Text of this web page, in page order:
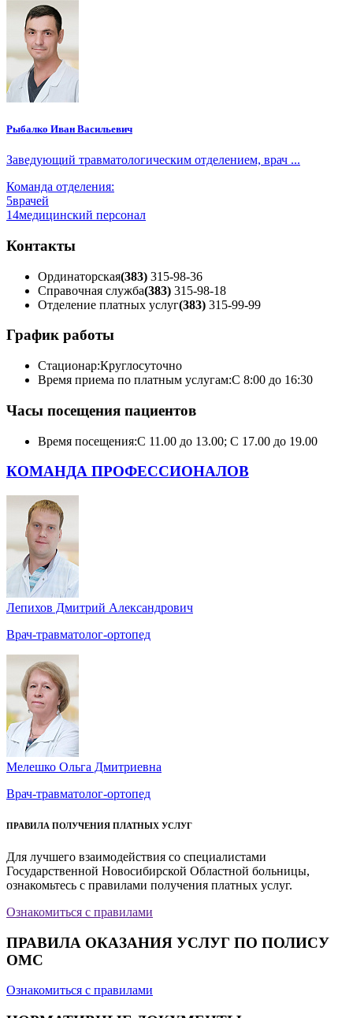
Рыбалко Иван Васильевич
Заведующий травматологическим отделением, врач ...
Команда отделения:
5врачей
14медицинский персонал
Контакты
Ординаторская(383) 315-98-36
Справочная служба(383) 315-98-18
Отделение платных услуг(383) 315-99-99
График работы
Стационар:Круглосуточно
Время приема по платным услугам:С 8:00 до 16:30
Часы посещения пациентов
Время посещения:С 11.00 до 13.00; С 17.00 до 19.00
КОМАНДА ПРОФЕССИОНАЛОВ
Лепихов Дмитрий Александрович
Врач-травматолог-ортопед
Мелешко Ольга Дмитриевна
Врач-травматолог-ортопед
ПРАВИЛА ПОЛУЧЕНИЯ ПЛАТНЫХ УСЛУГ
Для лучшего взаимодействия со специалистами
Государственной Новосибирской Областной больницы,
ознакомьтесь с правилами получения платных услуг.
Ознакомиться с правилами
ПРАВИЛА ОКАЗАНИЯ УСЛУГ ПО ПОЛИСУ
ОМС
Ознакомиться с правилами